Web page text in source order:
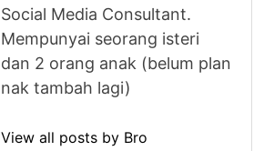
Social Media Consultant.
Mempunyai seorang isteri
dan 2 orang anak (belum plan
nak tambah lagi)
View all posts by Bro